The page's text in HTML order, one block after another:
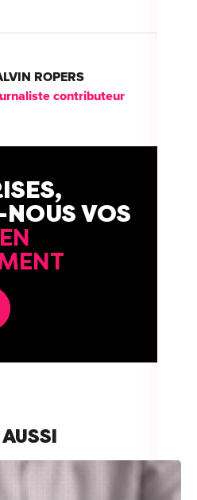
ROPERS
contributeur
VOS
EN